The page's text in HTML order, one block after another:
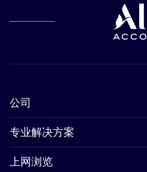
公司
专业解决方案
上网浏览